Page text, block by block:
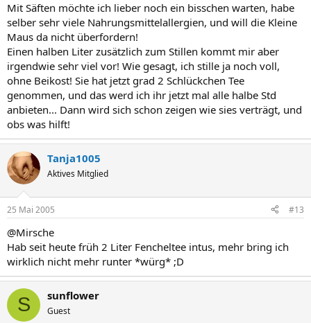
Mit Säften möchte ich lieber noch ein bisschen warten, habe
selber sehr viele Nahrungsmittelallergien, und will die Kleine
Maus da nicht überfordern!
Einen halben Liter zusätzlich zum Stillen kommt mir aber
irgendwie sehr viel vor! Wie gesagt, ich stille ja noch voll,
ohne Beikost! Sie hat jetzt grad 2 Schlückchen Tee
genommen, und das werd ich ihr jetzt mal alle halbe Std
anbieten... Dann wird sich schon zeigen wie sies verträgt, und
obs was hilft!
Tanja1005
Aktives Mitglied
25 Mai 2005 #13
@Mirsche
Hab seit heute früh 2 Liter Fencheltee intus, mehr bring ich
wirklich nicht mehr runter *würg* ;D
S sunflower
Guest